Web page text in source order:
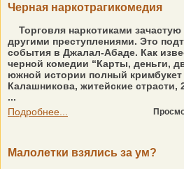
Черная наркотрагикомедия
Торговля наркотиками
другими преступлениями. Это
события в Джалал-Абаде. Как
черной комедии “Карты, деньги,
южной истории полный
Калашникова, житейские страсти,
...
Подробнее...
Малолетки взялись за ум?